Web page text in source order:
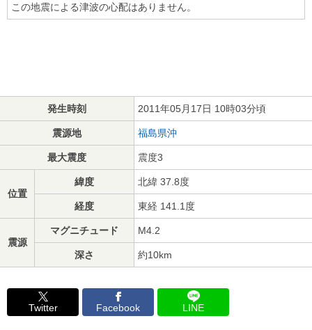
この地震による津波の心配はありません。
発生時刻 2011年05月17日 10時03分頃
震源地 福島県沖
最大震度 震度3
位置
緯度 北緯 37.8度
経度 東経 141.1度
震源
マグニチュード M4.2
深さ 約10km
Twitter Facebook LINE